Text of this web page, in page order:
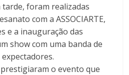
tarde, foram realizadas
com a ASSOCIARTE,
e a inauguração das
show com uma banda de
o evento que